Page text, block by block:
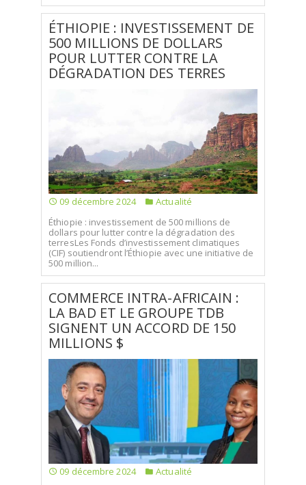
ÉTHIOPIE : INVESTISSEMENT DE
500 MILLIONS DE DOLLARS
POUR LUTTER CONTRE LA
DÉGRADATION DES TERRES
09 décembre 2024
Actualité
Éthiopie : investissement de 500 millions de
dollars pour lutter contre la dégradation des
terresLes Fonds d’investissement climatiques
(CIF) soutiendront l’Éthiopie avec une initiative de
500 million...
COMMERCE INTRA-AFRICAIN :
LA BAD ET LE GROUPE TDB
SIGNENT UN ACCORD DE 150
MILLIONS $
09 décembre 2024
Actualité